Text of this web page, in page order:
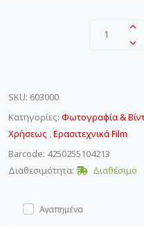
1
SKU: 603000
Κατηγορίες: Φωτογραφία &
Χρήσεως ,Ερασιτεχνικά Film
Barcode: 4250255104213
Διαθεσιμότητα:
Διαθέσιμο
Αγαπημένα